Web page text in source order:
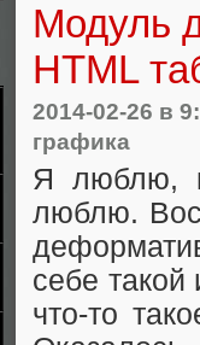
Модуль
HTML
2014-02-26 в
графика
Я люблю,
люблю.
себе такой
что-то